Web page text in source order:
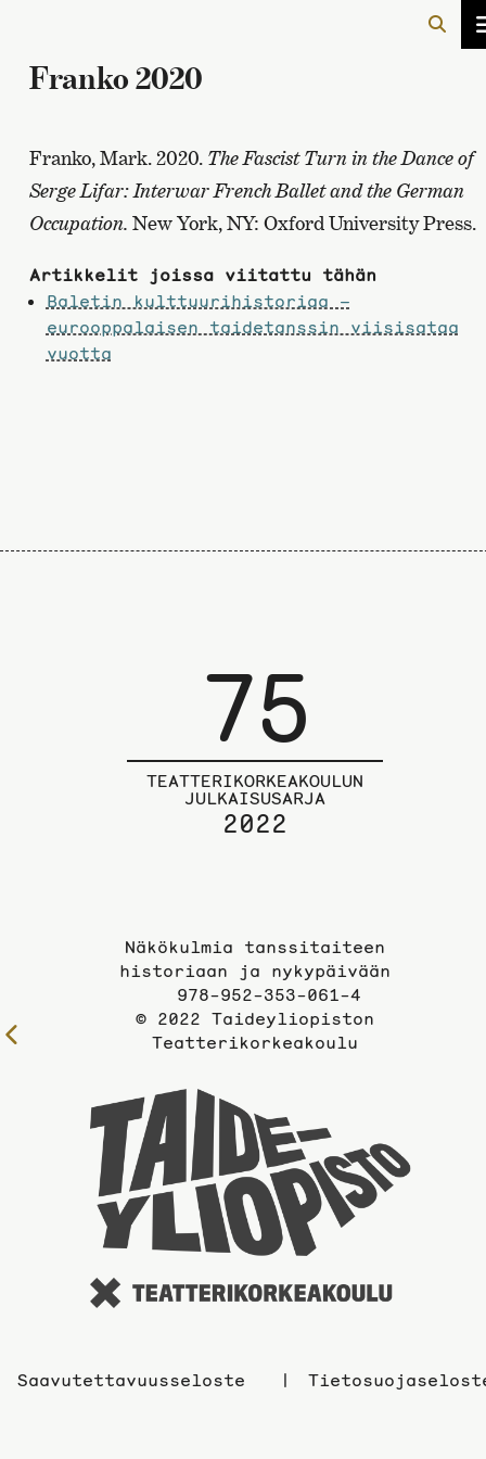
Franko 2020
Franko, Mark. 2020.The Fascist Turn in the Dance of
Serge Lifar: Interwar French Ballet and the German
Occupation. New York, NY: Oxford University Press.
Artikkelit joissa viitattu tähän
Baletin kulttuurihistoriaa –
eurooppalaisen taidetanssin viisisataa
vuotta
75
TEATTERIKORKEAKOULUN
JULKAISUSARJA
2022
Näkökulmia tanssitaiteen
historiaan ja nykypäivään
978-952-353-061-4
© 2022 Taideyliopiston
Teatterikorkeakoulu
Saavutettavuusseloste